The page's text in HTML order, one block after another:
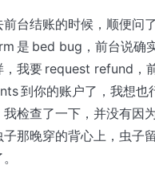
台结账的时候，顺便问
是 bed bug，前台说确
，我要 request refund，
到你的账户了，我想也
检查了一下，并没有因
那晚穿的背心上，虫子